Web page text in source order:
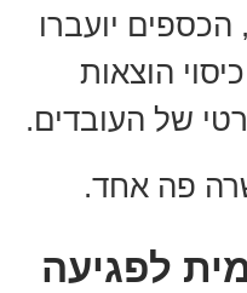
הכספים יועברו
הוצאות
של העובדים.
פה אחד.
לפגיעה